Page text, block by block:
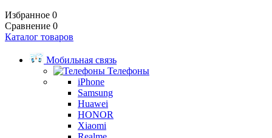
Избранное 0
Сравнение 0
Каталог товаров
Мобильная связь
Телефоны
iPhone
Samsung
Huawei
HONOR
Xiaomi